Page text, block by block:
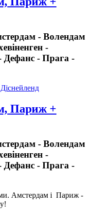
- Волендам
-
Дефанс - Прага -
Париж +
- Волендам
-
Дефанс - Прага -
Амстердам і Париж -